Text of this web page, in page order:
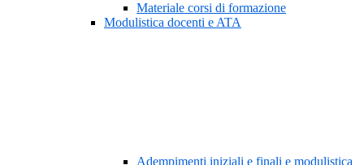
Materiale corsi di formazione
Modulistica docenti e ATA
Adempimenti iniziali e finali e modulistica